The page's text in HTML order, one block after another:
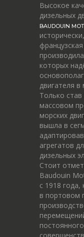
Высокое
дизельных
BAUDOUIN
которых
двигателя
Только
массовом
морских
вышла в
агрегатов
дизельных
Стоит
Baudouin
c 1918
в портовом